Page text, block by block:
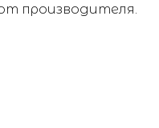
производителя.